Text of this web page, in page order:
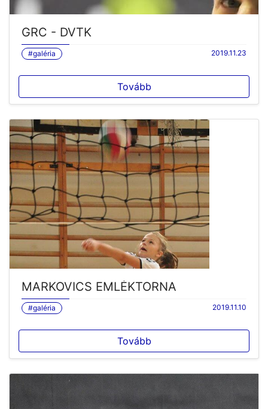
GRC - DVTK
#galéria 2019.11.23
Tovább
MARKOVICS EMLÉKTORNA
#galéria 2019.11.10
Tovább